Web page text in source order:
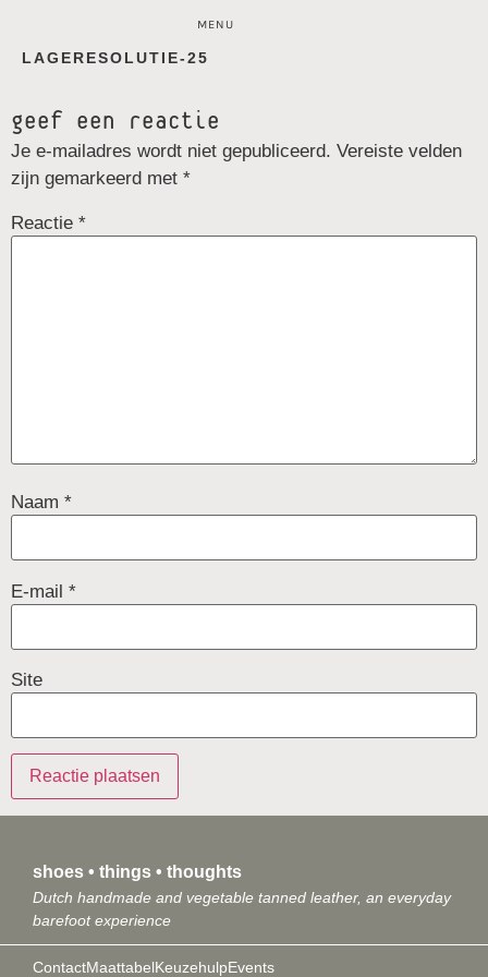
MENU
LAGERESOLUTIE-25
geef een reactie
Je e-mailadres wordt niet gepubliceerd. Vereiste velden
zijn gemarkeerd met *
Reactie *
Naam *
E-mail *
Site
shoes • things • thoughts
Dutch handmade and vegetable tanned leather, an everyday
barefoot experience
ContactMaattabelKeuzehulpEvents